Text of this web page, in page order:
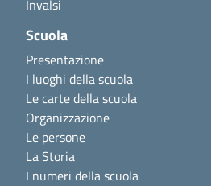
Invalsi
Scuola
Presentazione
I luoghi della scuola
Le carte della scuola
Organizzazione
Le persone
La Storia
I numeri della scuola